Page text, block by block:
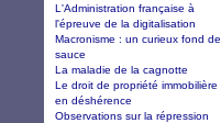
L'Administration française à
l'épreuve de la digitalisation
Macronisme : un curieux fond de
sauce
La maladie de la cagnotte
Le droit de propriété immobilière
en déshérence
Observations sur la répression